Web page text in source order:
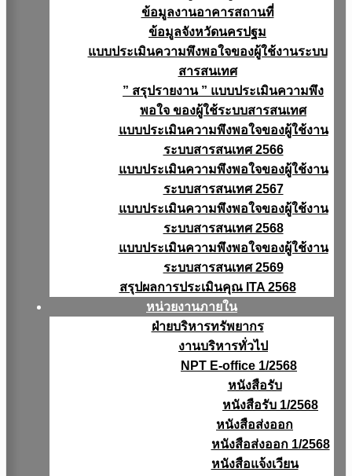
ข้อมูลงานอาคารสถานที่
ข้อมูลจังหวัดนครปฐม
แบบประเมินความพึงพอใจของผู้ใช้งานระบบ
สารสนเทศ
” สรุปรายงาน ” แบบประเมินความพึง
พอใจ ของผู้ใช้ระบบสารสนเทศ
แบบประเมินความพึงพอใจของผู้ใช้งาน
ระบบสารสนเทศ 2566
แบบประเมินความพึงพอใจของผู้ใช้งาน
ระบบสารสนเทศ 2567
แบบประเมินความพึงพอใจของผู้ใช้งาน
ระบบสารสนเทศ 2568
แบบประเมินความพึงพอใจของผู้ใช้งาน
ระบบสารสนเทศ 2569
สรุปผลการประเมินคุณ ITA 2568
หน่วยงานภายใน
ฝ่ายบริหารทรัพยากร
งานบริหารทั่วไป
NPT E-office 1/2568
หนังสือรับ
หนังสือรับ 1/2568
หนังสือส่งออก
หนังสือส่งออก 1/2568
หนังสือแจ้งเวียน